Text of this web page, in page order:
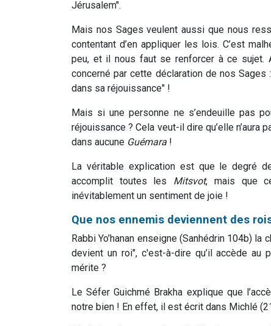
Jérusalem".
Mais nos Sages veulent aussi que nous
contentant d’en appliquer les lois. C’est
peu, et il nous faut se renforcer à ce
concerné par cette déclaration de nos
dans sa réjouissance" !
Mais si une personne ne s’endeuille pas
réjouissance ? Cela veut-il dire qu’elle n’aura
dans aucune Guémara !
La véritable explication est que le degré
accomplit toutes les Mitsvot, mais que
inévitablement un sentiment de joie !
Que nos ennemis deviennent des
Rabbi Yo’hanan enseigne (Sanhédrin 104b)
devient un roi", c'est-à-dire qu’il accède
mérite ?
Le Séfer Guichmé Brakha explique que
notre bien ! En effet, il est écrit dans Michlé